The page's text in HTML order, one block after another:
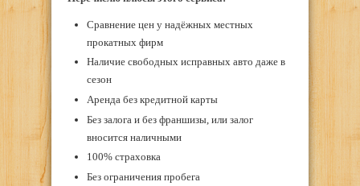
Сравнение цен у надёжных местных
прокатных фирм
Наличие свободных исправных авто даже в
сезон
Аренда без кредитной карты
Без залога и без франшизы, или залог
вносится наличными
100% страховка
Без ограничения пробега